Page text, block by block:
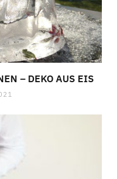
– DEKO AUS EIS